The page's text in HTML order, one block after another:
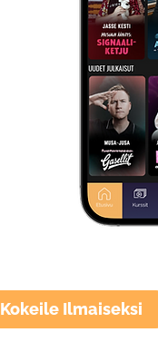
Kokeile Ilmaiseksi